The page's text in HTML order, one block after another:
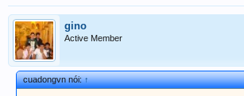
gino
Active Member
cuadongvn nói:↑